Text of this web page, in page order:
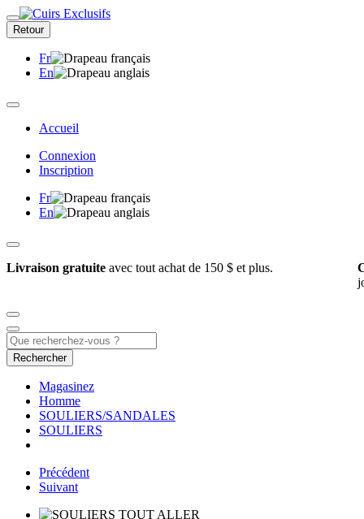
Retour
Fr
En
Accueil
Connexion
Inscription
Fr
En
Livraison gratuite avec tout achat de 150 $ et plus.
Rechercher
Magasinez
Homme
SOULIERS/SANDALES
SOULIERS
Précédent
Suivant